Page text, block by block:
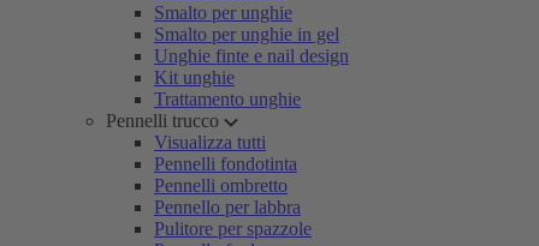
Smalto per unghie
Smalto per unghie in gel
Unghie finte e nail design
Kit unghie
Trattamento unghie
Pennelli trucco
Visualizza tutti
Pennelli fondotinta
Pennelli ombretto
Pennello per labbra
Pulitore per spazzole